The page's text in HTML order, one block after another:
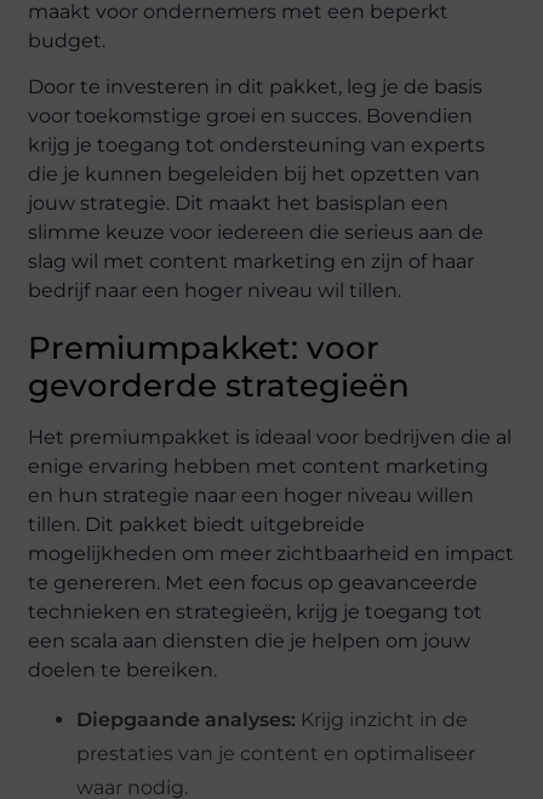
maakt voor ondernemers met een beperkt
budget.
Door te investeren in dit pakket, leg je de basis
voor toekomstige groei en succes. Bovendien
krijg je toegang tot ondersteuning van experts
die je kunnen begeleiden bij het opzetten van
jouw strategie. Dit maakt het basisplan een
slimme keuze voor iedereen die serieus aan de
slag wil met content marketing en zijn of haar
bedrijf naar een hoger niveau wil tillen.
Premiumpakket: voor
gevorderde strategieën
Het premiumpakket is ideaal voor bedrijven die al
enige ervaring hebben met content marketing
en hun strategie naar een hoger niveau willen
tillen. Dit pakket biedt uitgebreide
mogelijkheden om meer zichtbaarheid en impact
te genereren. Met een focus op geavanceerde
technieken en strategieën, krijg je toegang tot
een scala aan diensten die je helpen om jouw
doelen te bereiken.
Diepgaande analyses: Krijg inzicht in de
prestaties van je content en optimaliseer
waar nodig.